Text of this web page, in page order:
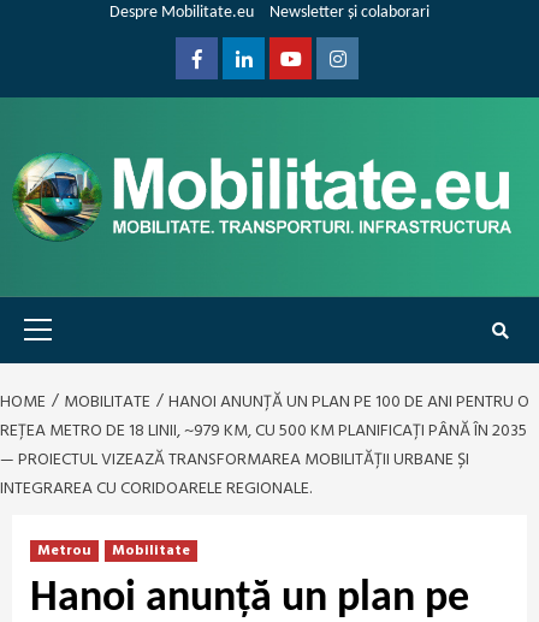
Despre Mobilitate.eu Newsletter și colaborari
FacebookLinkedinYoutubeInstagram
Primary
Menu
HOME MOBILITATE
HANOI ANUNȚĂ UN PLAN PE 100 DE ANI PENTRU O
REȚEA METRO DE 18 LINII, ~979 KM, CU 500 KM PLANIFICAȚI PÂNĂ ÎN 2035
— PROIECTUL VIZEAZĂ TRANSFORMAREA MOBILITĂȚII URBANE ȘI
INTEGRAREA CU CORIDOARELE REGIONALE.
Metrou Mobilitate
Hanoi anunță un plan pe